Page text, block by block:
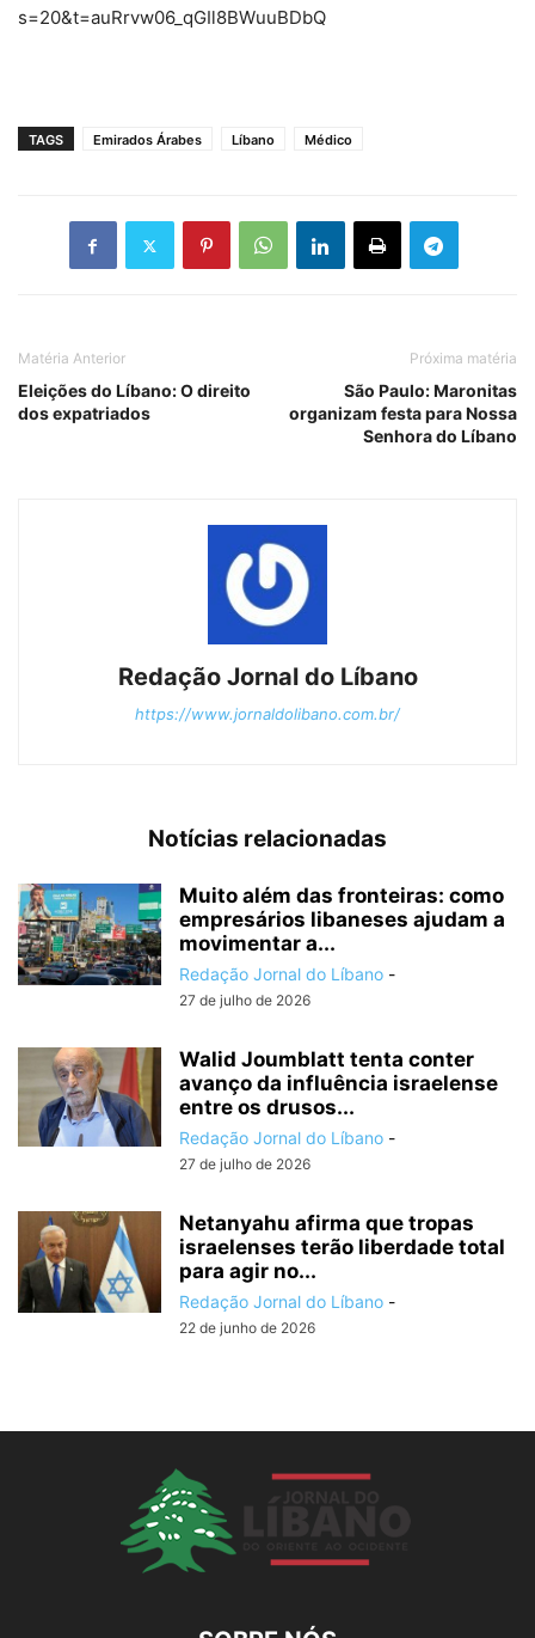
s=20&t=auRrvw06_qGIl8BWuuBDbQ
TAGS Emirados Árabes Líbano Médico
Matéria Anterior
Eleições do Líbano: O direito
dos expatriados
Próxima matéria
São Paulo: Maronitas
organizam festa para Nossa
Senhora do Líbano
Redação Jornal do Líbano
https://www.jornaldolibano.com.br/
Notícias relacionadas
Muito além das fronteiras: como
empresários libaneses ajudam a
movimentar a...
Redação Jornal do Líbano -
27 de julho de 2026
Walid Joumblatt tenta conter
avanço da influência israelense
entre os drusos...
Redação Jornal do Líbano -
27 de julho de 2026
Netanyahu afirma que tropas
israelenses terão liberdade total
para agir no...
Redação Jornal do Líbano -
22 de junho de 2026